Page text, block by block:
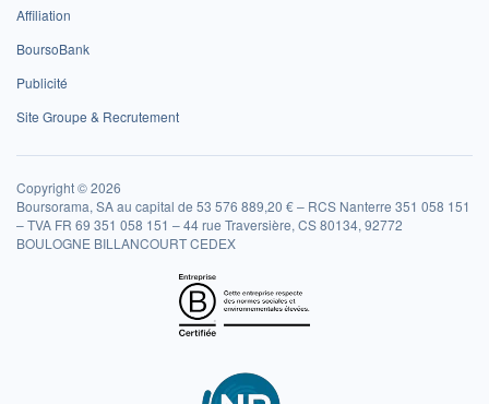
Affiliation
BoursoBank
Publicité
Site Groupe & Recrutement
Copyright © 2026
Boursorama, SA au capital de 53 576 889,20 € – RCS Nanterre 351 058 151
– TVA FR 69 351 058 151 – 44 rue Traversière, CS 80134, 92772
BOULOGNE BILLANCOURT CEDEX